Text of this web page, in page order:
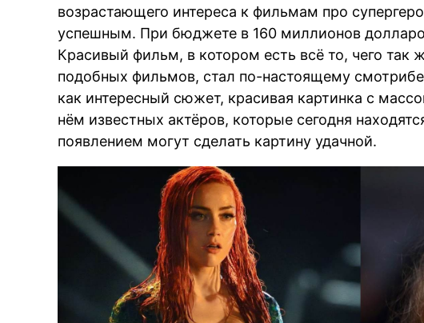
возрастающего интереса к фильмам про
успешным. При бюджете в 160 миллионов
Красивый фильм, в котором есть всё то, чего так
подобных фильмов, стал по-настоящему
как интересный сюжет, красивая картинка с
нём известных актёров, которые сегодня
появлением могут сделать картину удачной.